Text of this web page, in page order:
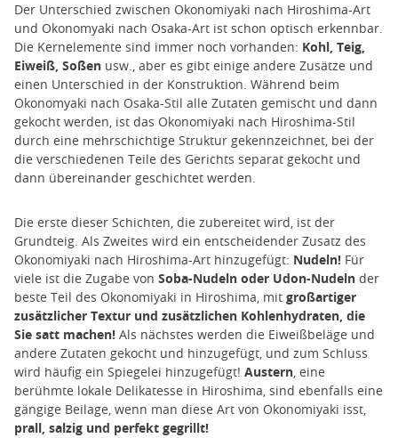
Der Unterschied zwischen Okonomiyaki nach Hiroshima-Art
und Okonomyaki nach Osaka-Art ist schon optisch erkennbar.
Die Kernelemente sind immer noch vorhanden: Kohl, Teig,
Eiweiß, Soßen usw., aber es gibt einige andere Zusätze und
einen Unterschied in der Konstruktion. Während beim
Okonomyaki nach Osaka-Stil alle Zutaten gemischt und dann
gekocht werden, ist das Okonomiyaki nach Hiroshima-Stil
durch eine mehrschichtige Struktur gekennzeichnet, bei der
die verschiedenen Teile des Gerichts separat gekocht und
dann übereinander geschichtet werden.
Die erste dieser Schichten, die zubereitet wird, ist der
Grundteig. Als Zweites wird ein entscheidender Zusatz des
Okonomiyaki nach Hiroshima-Art hinzugefügt: Nudeln! Für
viele ist die Zugabe von Soba-Nudeln oder Udon-Nudeln der
beste Teil des Okonomiyaki in Hiroshima, mit großartiger
zusätzlicher Textur und zusätzlichen Kohlenhydraten, die
Sie satt machen! Als nächstes werden die Eiweißbeläge und
andere Zutaten gekocht und hinzugefügt, und zum Schluss
wird häufig ein Spiegelei hinzugefügt! Austern, eine
berühmte lokale Delikatesse in Hiroshima, sind ebenfalls eine
gängige Beilage, wenn man diese Art von Okonomiyaki isst,
prall, salzig und perfekt gegrillt!